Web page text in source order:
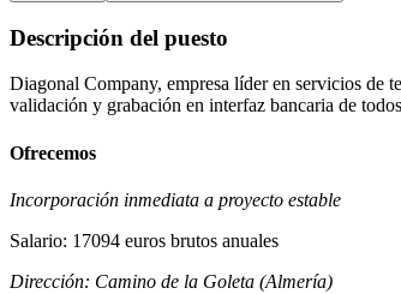
Descripción del puesto
Diagonal Company, empresa líder en servicios de
validación y grabación en interfaz bancaria de
Ofrecemos
Incorporación inmediata a proyecto estable
Salario: 17094 euros brutos anuales
Dirección: Camino de la Goleta (Almería)